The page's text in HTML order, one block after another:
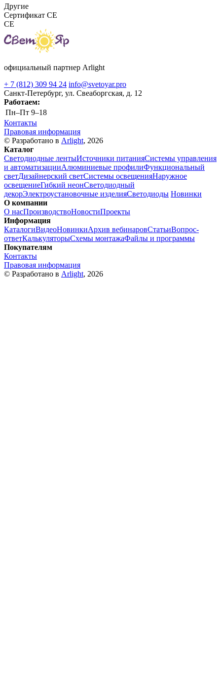
Другие
Сертификат CE
CE
официальный партнер Arlight
+ 7 (812) 309 94 24 info@svetoyar.pro
Санкт-Петербург, ул. Свеаборгская, д. 12
Работаем:
Пн–Пт 9–18
Контакты
Правовая информация
© Разработано в Arlight, 2026
Каталог
Светодиодные лентыИсточники питанияСистемы управления
и автоматизацииАлюминиевые профилиФункциональный
светДизайнерский светСистемы освещенияНаружное
освещениеГибкий неонСветодиодный
декорЭлектроустановочные изделияСветодиоды Новинки
О компании
О насПроизводствоНовостиПроекты
Информация
КаталогиВидеоНовинкиАрхив вебинаровСтатьиВопрос-
ответКалькуляторыСхемы монтажаФайлы и программы
Покупателям
Контакты
Правовая информация
© Разработано в Arlight, 2026